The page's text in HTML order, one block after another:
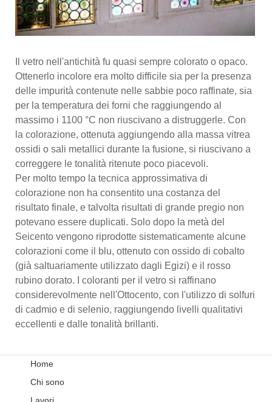
Il vetro nell'antichità fu quasi sempre colorato o opaco.
Ottenerlo incolore era molto difficile sia per la presenza
delle impurità contenute nelle sabbie poco raffinate, sia
per la temperatura dei forni che raggiungendo al
massimo i 1100 °C non riuscivano a distruggerle. Con
la colorazione, ottenuta aggiungendo alla massa vitrea
ossidi o sali metallici durante la fusione, si riuscivano a
correggere le tonalità ritenute poco piacevoli.
Per molto tempo la tecnica approssimativa di
colorazione non ha consentito una costanza del
risultato finale, e talvolta risultati di grande pregio non
potevano essere duplicati. Solo dopo la metà del
Seicento vengono riprodotte sistematicamente alcune
colorazioni come il blu, ottenuto con ossido di cobalto
(già saltuariamente utilizzato dagli Egizi) e il rosso
rubino dorato. I coloranti per il vetro si raffinano
considerevolmente nell'Ottocento, con l'utilizzo di solfuri
di cadmio e di selenio, raggiungendo livelli qualitativi
eccellenti e dalle tonalità brillanti.
Home
Chi sono